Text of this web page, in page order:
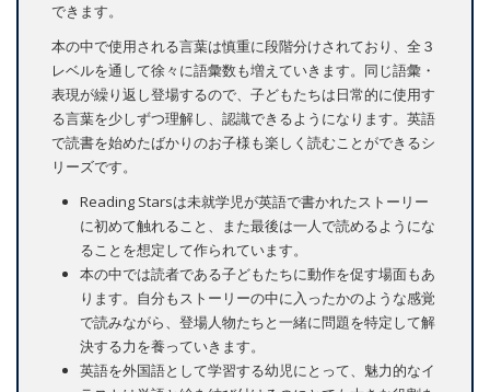
できます。
本の中で使用される言葉は慎重に段階分けされており、全３
レベルを通して徐々に語彙数も増えていきます。同じ語彙・
表現が繰り返し登場するので、子どもたちは日常的に使用す
る言葉を少しずつ理解し、認識できるようになります。英語
で読書を始めたばかりのお子様も楽しく読むことができるシ
リーズです。
Reading Starsは未就学児が英語で書かれたストーリー
に初めて触れること、また最後は一人で読めるようにな
ることを想定して作られています。
本の中では読者である子どもたちに動作を促す場面もあ
ります。自分もストーリーの中に入ったかのような感覚
で読みながら、登場人物たちと一緒に問題を特定して解
決する力を養っていきます。
英語を外国語として学習する幼児にとって、魅力的なイ